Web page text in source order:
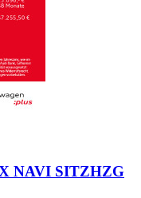
NAVI SITZHZG